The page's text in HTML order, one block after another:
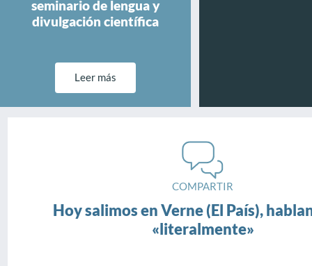
seminario de lengua y
divulgación científica
Leer más
COMPARTIR
Hoy salimos en Verne (El País),
«literalmente»